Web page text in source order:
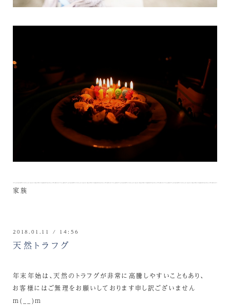
家族
2018.01.11 / 14:56
天然トラフグ
年末年始は、天然のトラフグが非常に高騰しやすいこともあり、
お客様にはご無理をお願いしております申し訳ございません
m(__)m